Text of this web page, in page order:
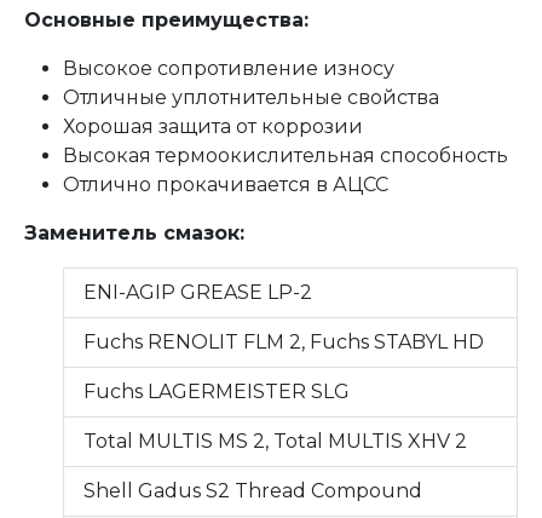
Основные преимущества:
Высокое сопротивление износу
Отличные уплотнительные свойства
Хорошая защита от коррозии
Высокая термоокислительная способность
Отлично прокачивается в АЦСС
Заменитель смазок:
ENI-AGIP GREASE LP-2
Fuchs RENOLIT FLM 2, Fuchs STABYL HD
Fuchs LAGERMEISTER SLG
Total MULTIS MS 2, Total MULTIS XHV 2
Shell Gadus S2 Thread Compound